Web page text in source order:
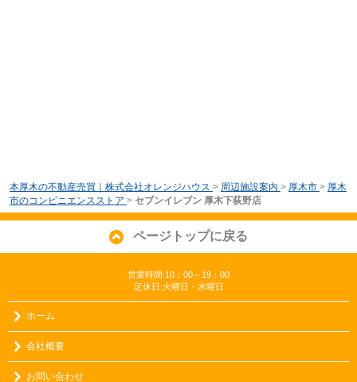
本厚木の不動産売買｜株式会社オレンジハウス > 周辺施設案内 > 厚木市 > 厚木
市のコンビニエンスストア > セブンイレブン 厚木下荻野店
ページトップに戻る
営業時間:10：00～19：00
定休日:火曜日・水曜日
ホーム
会社概要
お問い合わせ